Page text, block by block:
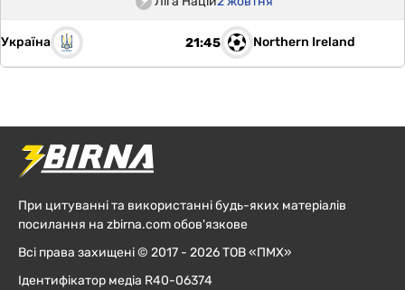
Україна 21:45 Northern Ireland
При цитуванні та використанні будь-яких матеріалів
посилання на zbirna.com обов'язкове
Всі права захищені © 2017 - 2026 ТОВ «ПМХ»
Ідентифікатор медіа R40-06374